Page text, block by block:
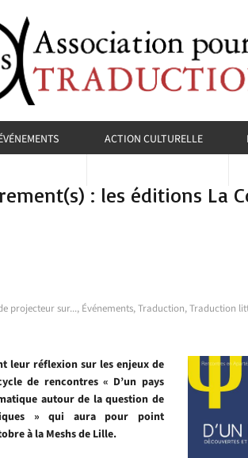
ACTION CULTURELLE
: les éditions
projecteur sur..., Événements,Traduction,Traduction
leur réflexion sur les enjeux de
de rencontres « D’un pays
autour de la question de
» qui aura pour point
à la Meshs de Lille.